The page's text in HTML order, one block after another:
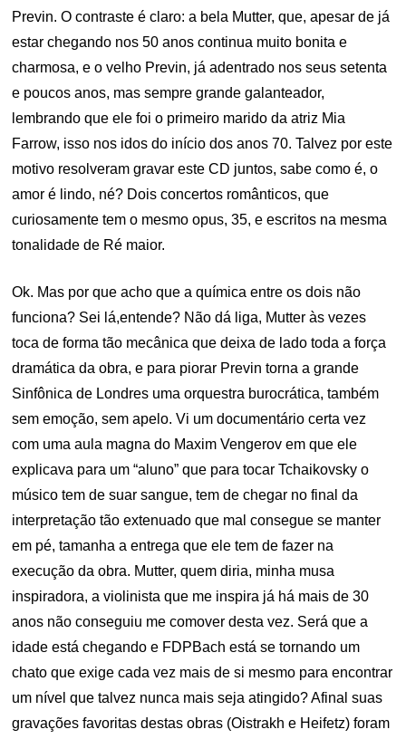
Previn. O contraste é claro: a bela Mutter, que, apesar de já
estar chegando nos 50 anos continua muito bonita e
charmosa, e o velho Previn, já adentrado nos seus setenta
e poucos anos, mas sempre grande galanteador,
lembrando que ele foi o primeiro marido da atriz Mia
Farrow, isso nos idos do início dos anos 70. Talvez por este
motivo resolveram gravar este CD juntos, sabe como é, o
amor é lindo, né? Dois concertos românticos, que
curiosamente tem o mesmo opus, 35, e escritos na mesma
tonalidade de Ré maior.
Ok. Mas por que acho que a química entre os dois não
funciona? Sei lá,entende? Não dá liga, Mutter às vezes
toca de forma tão mecânica que deixa de lado toda a força
dramática da obra, e para piorar Previn torna a grande
Sinfônica de Londres uma orquestra burocrática, também
sem emoção, sem apelo. Vi um documentário certa vez
com uma aula magna do Maxim Vengerov em que ele
explicava para um “aluno” que para tocar Tchaikovsky o
músico tem de suar sangue, tem de chegar no final da
interpretação tão extenuado que mal consegue se manter
em pé, tamanha a entrega que ele tem de fazer na
execução da obra. Mutter, quem diria, minha musa
inspiradora, a violinista que me inspira já há mais de 30
anos não conseguiu me comover desta vez. Será que a
idade está chegando e FDPBach está se tornando um
chato que exige cada vez mais de si mesmo para encontrar
um nível que talvez nunca mais seja atingido? Afinal suas
gravações favoritas destas obras (Oistrakh e Heifetz) foram